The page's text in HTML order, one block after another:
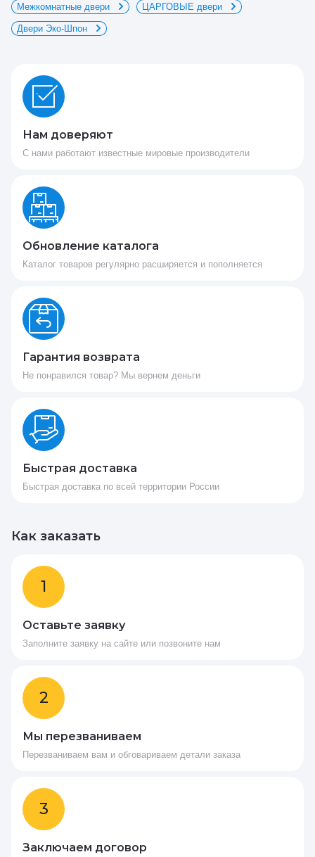
Межкомнатные двери ЦАРГОВЫЕ двери
Двери Эко-Шпон
Нам доверяют
С нами работают известные мировые производители
Обновление каталога
Каталог товаров регулярно расширяется и пополняется
Гарантия возврата
Не понравился товар? Мы вернем деньги
Быстрая доставка
Быстрая доставка по всей территории России
Как заказать
1
Оставьте заявку
Заполните заявку на сайте или позвоните нам
2
Мы перезваниваем
Перезваниваем вам и обговариваем детали заказа
3
Заключаем договор